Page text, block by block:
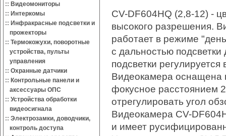
:: Видеомониторы
:: Интеркомы
:: Инфракрасные подсветки и
прожекторы
:: Термокожухи, поворотные
устройства, пульты
управления
:: Охранные датчики
:: Контрольные панели и
аксессуары ОПС
:: Устройства обработки
видеосигнала
:: Электрозамки, доводчики,
контроль доступа
CV-DF604HQ (2,8-12) -
высокого разрешения.
работает в режиме
с дальностью
подсветки
Видеокамера оснащена
фокусное расстоянием
отрегулировать угол
Видеокамера CV-
и имеет